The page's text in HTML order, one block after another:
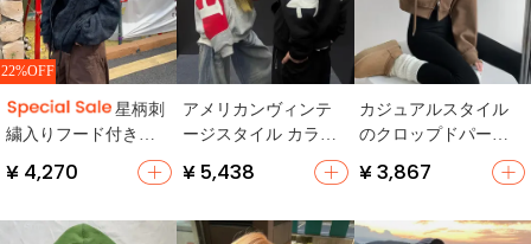
22%OFF
星柄刺
繍入りフード付きカ
ーディガン【秋用・
ゆったりシルエッ
¥ 4,270
アメリカンヴィンテ
ージスタイル カラー
ブロックのルーズフ
ィットフード付きパ
け・フリース裏地・
¥ 5,438
カジュアルスタイル
のクロップドパーカ
ー【フィット・フー
ド付き・秋冬用】
¥ 3,867